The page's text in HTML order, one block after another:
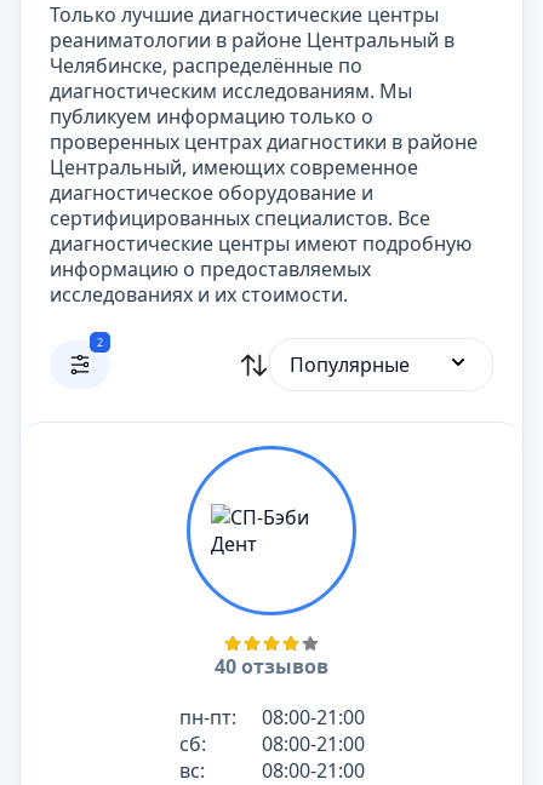
Только лучшие диагностические центры
реаниматологии в районе Центральный в
Челябинске, распределённые по
диагностическим исследованиям. Мы
публикуем информацию только о
проверенных центрах диагностики в районе
Центральный, имеющих современное
диагностическое оборудование и
сертифицированных специалистов. Все
диагностические центры имеют подробную
информацию о предоставляемых
исследованиях и их стоимости.
2
Популярные
40 отзывов
пн-пт:
08:00-21:00
сб:
08:00-21:00
вс:
08:00-21:00